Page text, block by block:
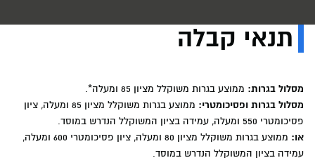
תנאי קבלה
מסלול בגרות: ממוצע בגרות משוקלל מציון 85 ומעלה*.
מסלול בגרות ופסיכומטרי:
ממוצע בגרות משוקלל מציון 85 ומעלה, ציון
פסיכומטרי 550 ומעלה, עמידה בציון המשוקלל הנדרש במוסד.
או:
ממוצע בגרות משוקלל מציון 80 ומעלה, ציון פסיכומטרי 600 ומעלה,
עמידה בציון המשוקלל הנדרש במוסד.